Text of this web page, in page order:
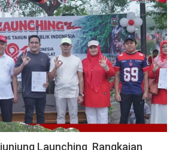
Launching Rangkaian